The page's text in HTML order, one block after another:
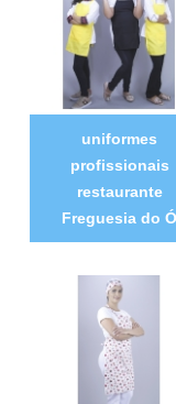
uniformes
profissionais
restaurante
Freguesia do Ó